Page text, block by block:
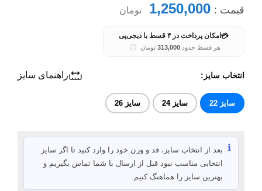
قیمت : 1,250,000 تومان
💳 امکان پرداخت در ۴ قسط با دیجی‌پی
هر قسط حدود313,000 تومان ⓘ
انتخاب سایز: راهنمای سایز
سایز 22 سایز 24 سایز 26
ℹ️ بعد از انتخاب سایز، قد و وزن خود را وارد کنید تا اگر سایز
انتخابی مناسب نبود قبل از ارسال با شما تماس بگیریم و
بهترین سایز را هماهنگ کنیم.